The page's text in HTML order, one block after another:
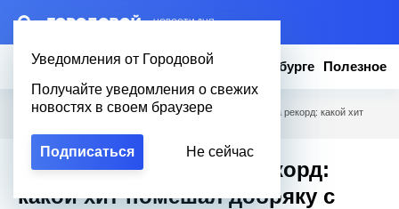
– НОВОСТИ ДНЯ
Уведомления от Городовой
Получайте уведомления о свежих
новостях в своем браузере
Подписаться Не сейчас
Новости Эксклюзив Вопросы о Петербурге Полезное
Городовой Новости Петербурга / Чебурашка пошёл на рекорд: какой хит
Чебурашка пошёл на рекорд:
какой хит помешал добряку с